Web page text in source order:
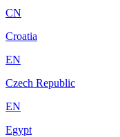
CN
Croatia
EN
Czech Republic
EN
Egypt